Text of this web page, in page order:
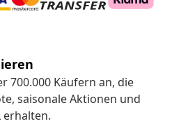
700.000 Käufern an, die
saisonale Aktionen und
erhalten.